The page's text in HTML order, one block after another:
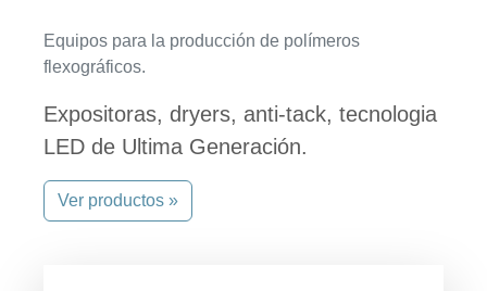
Equipos para la producción de polímeros
flexográficos.
Expositoras, dryers, anti-tack, tecnologia
LED de Ultima Generación.
Ver productos »